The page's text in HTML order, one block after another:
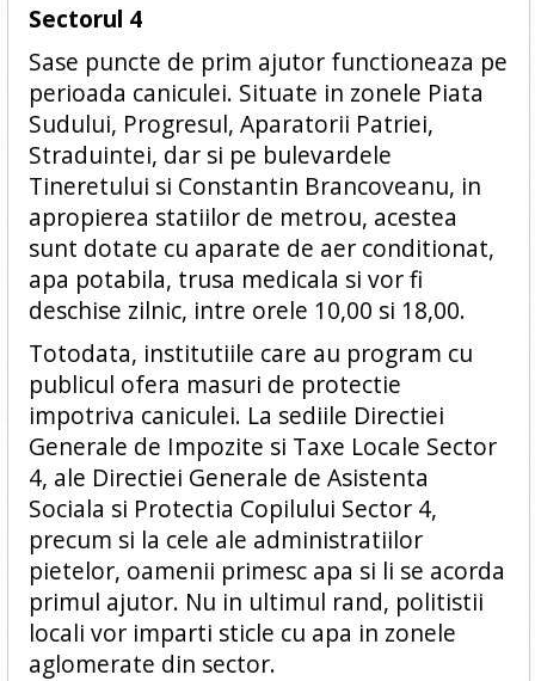
Sectorul 4
Sase puncte de prim ajutor functioneaza pe
perioada caniculei. Situate in zonele Piata
Sudului, Progresul, Aparatorii Patriei,
Straduintei, dar si pe bulevardele
Tineretului si Constantin Brancoveanu, in
apropierea statiilor de metrou, acestea
sunt dotate cu aparate de aer conditionat,
apa potabila, trusa medicala si vor fi
deschise zilnic, intre orele 10,00 si 18,00.
Totodata, institutiile care au program cu
publicul ofera masuri de protectie
impotriva caniculei. La sediile Directiei
Generale de Impozite si Taxe Locale Sector
4, ale Directiei Generale de Asistenta
Sociala si Protectia Copilului Sector 4,
precum si la cele ale administratiilor
pietelor, oamenii primesc apa si li se acorda
primul ajutor. Nu in ultimul rand, politistii
locali vor imparti sticle cu apa in zonele
aglomerate din sector.